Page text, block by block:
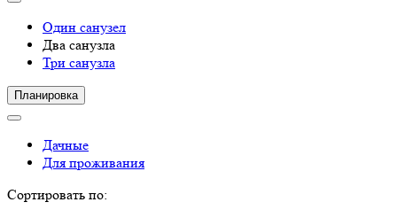
Один санузел
Два санузла
Три санузла
Планировка
Дачные
Для проживания
Сортировать по: